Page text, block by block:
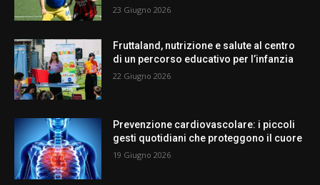
23 Giugno 2026
Fruttaland, nutrizione e salute al centro
di un percorso educativo per l’infanzia
22 Giugno 2026
Prevenzione cardiovascolare: i piccoli
gesti quotidiani che proteggono il cuore
19 Giugno 2026